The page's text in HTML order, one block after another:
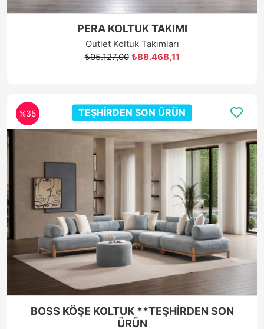
PERA KOLTUK TAKIMI
Outlet Koltuk Takımları
₺95.127,00 ₺88.468,11
%35 TEŞHİRDEN SON ÜRÜN
BOSS KÖŞE KOLTUK **TEŞHİRDEN SON
ÜRÜN